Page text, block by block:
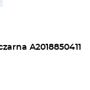
A2018850411